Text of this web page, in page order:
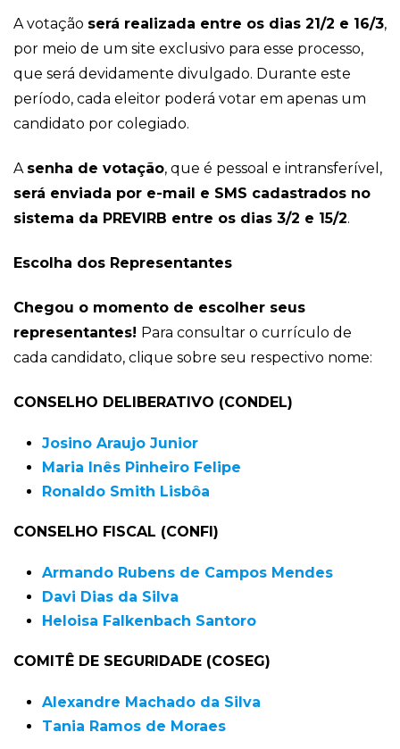
A votação será realizada entre os dias 21/2 e 16/3,
por meio de um site exclusivo para esse processo,
que será devidamente divulgado. Durante este
período, cada eleitor poderá votar em apenas um
candidato por colegiado.
A senha de votação, que é pessoal e intransferível,
será enviada por e-mail e SMS cadastrados no
sistema da PREVIRB entre os dias 3/2 e 15/2.
Escolha dos Representantes
Chegou o momento de escolher seus
representantes! Para consultar o currículo de
cada candidato, clique sobre seu respectivo nome:
CONSELHO DELIBERATIVO (CONDEL)
Josino Araujo Junior
Maria Inês Pinheiro Felipe
Ronaldo Smith Lisbôa
CONSELHO FISCAL (CONFI)
Armando Rubens de Campos Mendes
Davi Dias da Silva
Heloisa Falkenbach Santoro
COMITÊ DE SEGURIDADE (COSEG)
Alexandre Machado da Silva
Tania Ramos de Moraes